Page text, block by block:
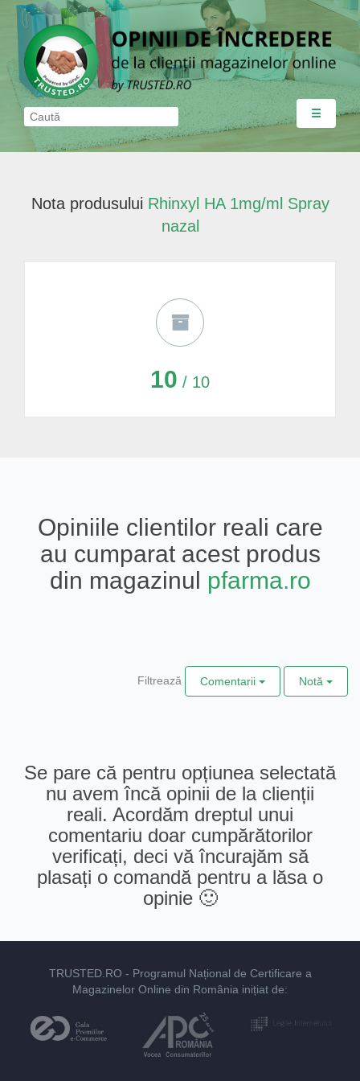
☰
Nota produsului Rhinxyl HA 1mg/ml Spray
nazal
10 / 10
Opiniile clientilor reali care
au cumparat acest produs
din magazinul pfarma.ro
Filtrează Comentarii Notă
Se pare că pentru opțiunea selectată
nu avem încă opinii de la clienții
reali. Acordăm dreptul unui
comentariu doar cumpărătorilor
verificați, deci vă încurajăm să
plasați o comandă pentru a lăsa o
opinie 🙂
TRUSTED.RO - Programul Național de Certificare a
Magazinelor Online din România inițiat de: